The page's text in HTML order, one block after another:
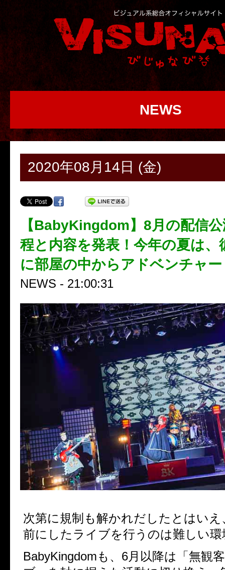
NEWS
2020年08月14日 (金)
【BabyKingdom】8月の配信
程と内容を発表！今年の夏は、
に部屋の中からアドベンチャー
NEWS - 21:00:31
次第に規制も解かれだしたとはいえ
前にしたライブを行うのは難しい
BabyKingdomも、 6月以降は「無観